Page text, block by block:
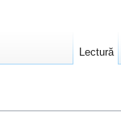
Lectură